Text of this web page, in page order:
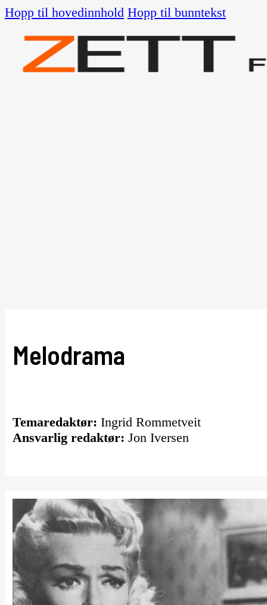
Hopp til hovedinnhold Hopp til bunntekst
Melodrama
Temaredaktør: Ingrid Rommetveit
Ansvarlig redaktør: Jon Iversen